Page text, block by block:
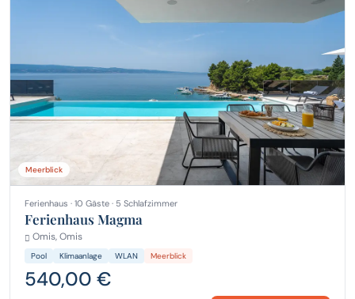
Meerblick
Ferienhaus · 10 Gäste · 5 Schlafzimmer
Ferienhaus Magma
Omis, Omis
Pool Klimaanlage WLAN Meerblick
540,00 €